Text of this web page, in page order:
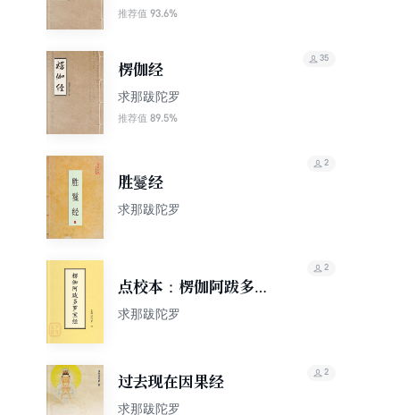
推荐值 93.6%
楞伽经
求那跋陀罗
推荐值 89.5%
35
胜鬘经
求那跋陀罗
2
点校本：楞伽阿跋多罗
宝经（楞伽经）
求那跋陀罗
2
过去现在因果经
求那跋陀罗
2